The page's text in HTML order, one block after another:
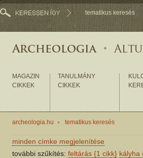
tematikus keresés
MAGAZIN
CIKKEK
TANULMÁNY
CIKKEK
archeologia.hu tematikus keresés
minden címke megjelenítése
további szűkítés: feltárás {1 cikk} kályha